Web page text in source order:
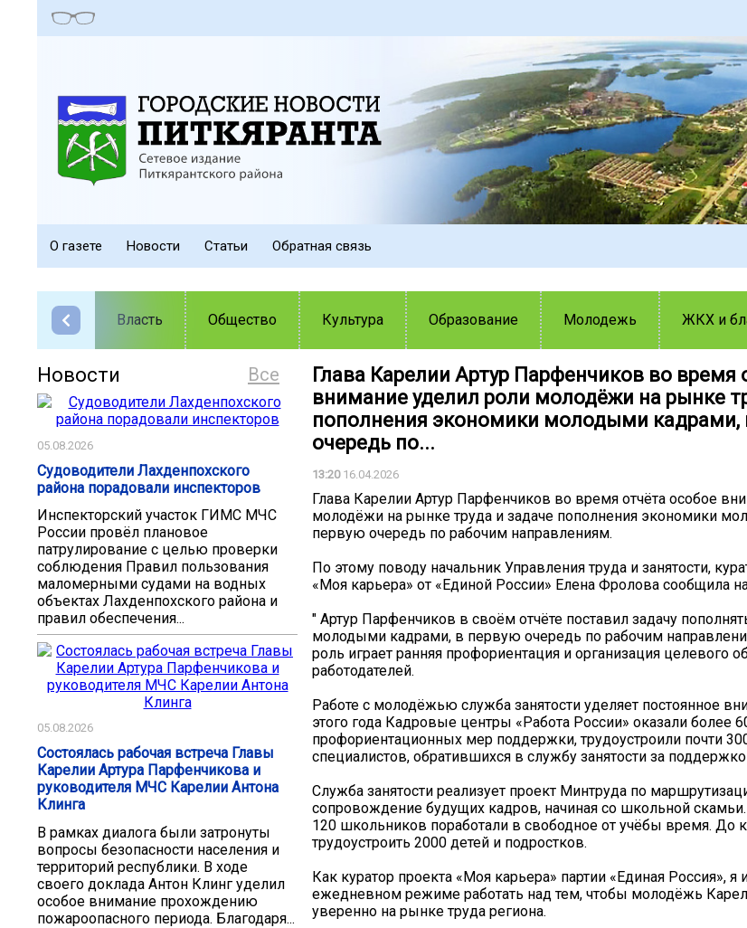
О газете Новости Статьи Обратная связь
Власть Общество Культура Образование Молодежь ЖКХ и
Все
Новости
05.08.2026
Судоводители Лахденпохского
района порадовали инспекторов
Инспекторский участок ГИМС МЧС
России провёл плановое
патрулирование с целью проверки
соблюдения Правил пользования
маломерными судами на водных
объектах Лахденпохского района и
правил обеспечения...
05.08.2026
Состоялась рабочая встреча Главы
Карелии Артура Парфенчикова и
руководителя МЧС Карелии Антона
Клинга
В рамках диалога были затронуты
вопросы безопасности населения и
территорий республики. В ходе
своего доклада Антон Клинг уделил
особое внимание прохождению
пожароопасного периода. Благодаря...
Глава Карелии Артур Парфенчиков во время
внимание уделил роли молодёжи на рынке
пополнения экономики молодыми кадрами,
очередь по...
13:2016.04.2026
Глава Карелии Артур Парфенчиков во время отчёта особое
молодёжи на рынке труда и задаче пополнения экономики
первую очередь по рабочим направлениям.
По этому поводу начальник Управления труда и занятости,
«Моя карьера» от «Единой России» Елена Фролова сообщила
" Артур Парфенчиков в своём отчёте поставил задачу
молодыми кадрами, в первую очередь по рабочим
роль играет ранняя профориентация и организация целевого
работодателей.
Работе с молодёжью служба занятости уделяет постоянное
этого года Кадровые центры «Работа России» оказали более
профориентационных мер поддержки, трудоустроили почти
специалистов, обратившихся в службу занятости за
Служба занятости реализует проект Минтруда по
сопровождение будущих кадров, начиная со школьной
120 школьников поработали в свободное от учёбы время. До
трудоустроить 2000 детей и подростков.
Как куратор проекта «Моя карьера» партии «Единая Россия»,
ежедневном режиме работать над тем, чтобы молодёжь
уверенно на рынке труда региона.